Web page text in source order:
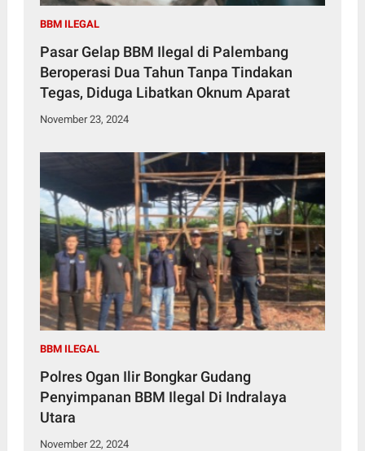
BBM ILEGAL
Pasar Gelap BBM Ilegal di Palembang
Beroperasi Dua Tahun Tanpa Tindakan
Tegas, Diduga Libatkan Oknum Aparat
November 23, 2024
BBM ILEGAL
Polres Ogan Ilir Bongkar Gudang
Penyimpanan BBM Ilegal Di Indralaya
Utara
November 22, 2024